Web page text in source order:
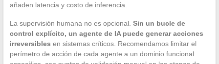
añaden latencia y costo de inferencia.
La supervisión humana no es opcional. Sin un bucle de
control explícito, un agente de IA puede generar acciones
irreversibles en sistemas críticos. Recomendamos limitar el
perímetro de acción de cada agente a un dominio funcional